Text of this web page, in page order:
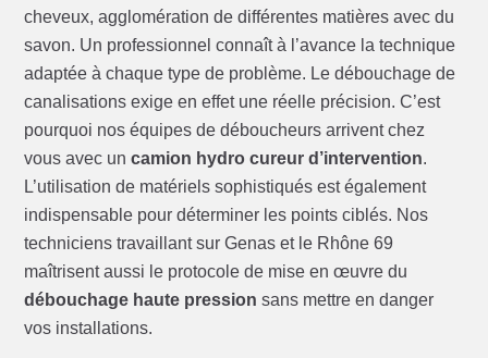
cheveux, agglomération de différentes matières avec du
savon. Un professionnel connaît à l’avance la technique
adaptée à chaque type de problème. Le débouchage de
canalisations exige en effet une réelle précision. C’est
pourquoi nos équipes de déboucheurs arrivent chez
vous avec uncamion hydro cureur d’intervention.
L’utilisation de matériels sophistiqués est également
indispensable pour déterminer les points ciblés. Nos
techniciens travaillant sur Genas et le Rhône 69
maîtrisent aussi le protocole de mise en œuvre du
débouchage haute pression sans mettre en danger
vos installations.